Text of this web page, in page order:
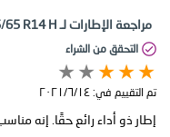
مراجعة الإطارات لـ Dunlop SP SPORT LM705 185/65 R14 H
التحقق من الشراء
تم التقييم في: ١٤‏/٦‏/٢٠٢١
إطار ذو أداء رائع حقًا. إنه